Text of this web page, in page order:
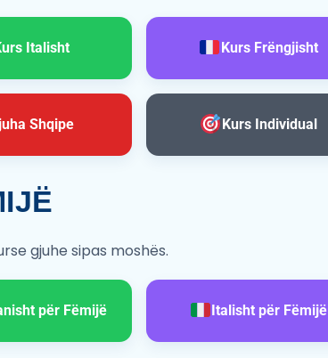
Italisht Kurs Frëngjisht
Shqipe Kurs Individual
gjuhe sipas moshës.
për Fëmijë Italisht për Fëmijë